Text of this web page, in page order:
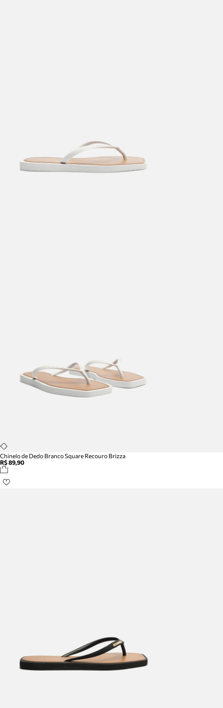
Chinelo de Dedo Branco Square Recouro Brizza
R$ 89,90